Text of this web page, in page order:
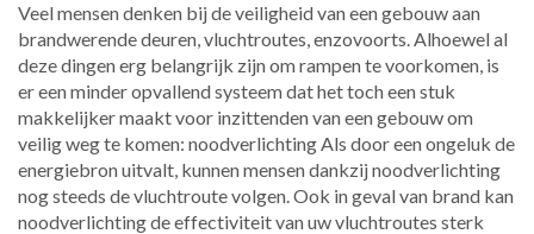
Veel mensen denken bij de veiligheid van een gebouw aan
brandwerende deuren, vluchtroutes, enzovoorts. Alhoewel al
deze dingen erg belangrijk zijn om rampen te voorkomen, is
er een minder opvallend systeem dat het toch een stuk
makkelijker maakt voor inzittenden van een gebouw om
veilig weg te komen: noodverlichting Als door een ongeluk de
energiebron uitvalt, kunnen mensen dankzij noodverlichting
nog steeds de vluchtroute volgen. Ook in geval van brand kan
noodverlichting de effectiviteit van uw vluchtroutes sterk